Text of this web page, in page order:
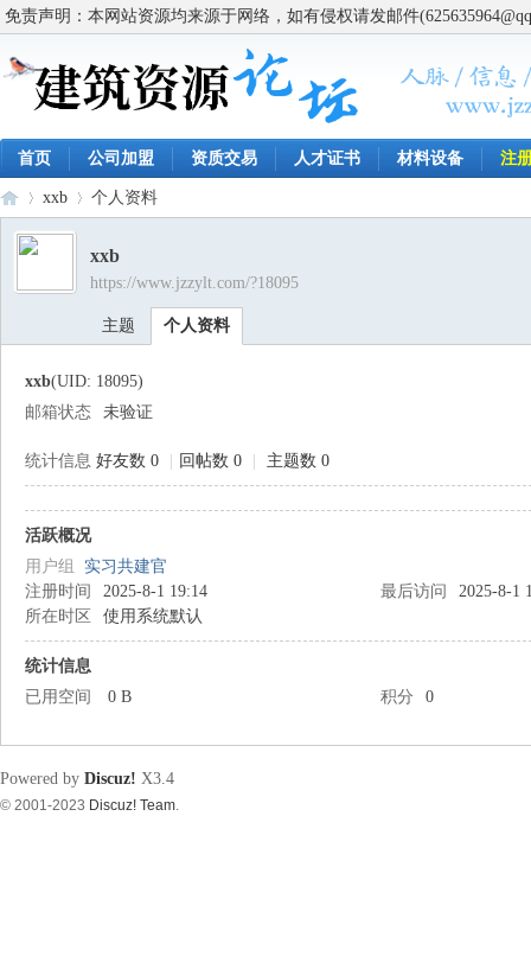
免责声明：本网站资源均来源于网络，如有侵权请发邮件
首页 公司加盟 资质交易 人才证书 材料设备 注
资
›
xxb
›
个人资料
xxb
https://www.jzzylt.com/?18095
主题 个人资料
xxb(UID: 18095)
邮箱状态
未验证
统计信息 好友数 0 回帖数 0 主题数 0
活跃概况
用户组 实习共建官
注册时间
2025-8-1 19:14 最后访问
2025-8-1
所在时区
使用系统默认
统计信息
已用空间
0 B 积分 0
Powered by Discuz! X3.4
© 2001-2023 Discuz! Team